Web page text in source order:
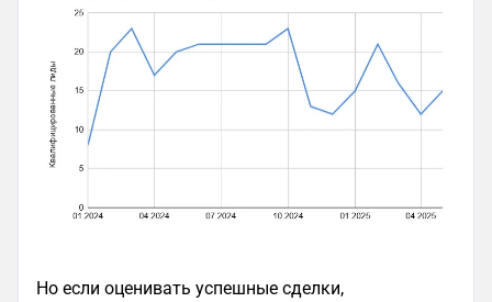
Но если оценивать успешные сделки,